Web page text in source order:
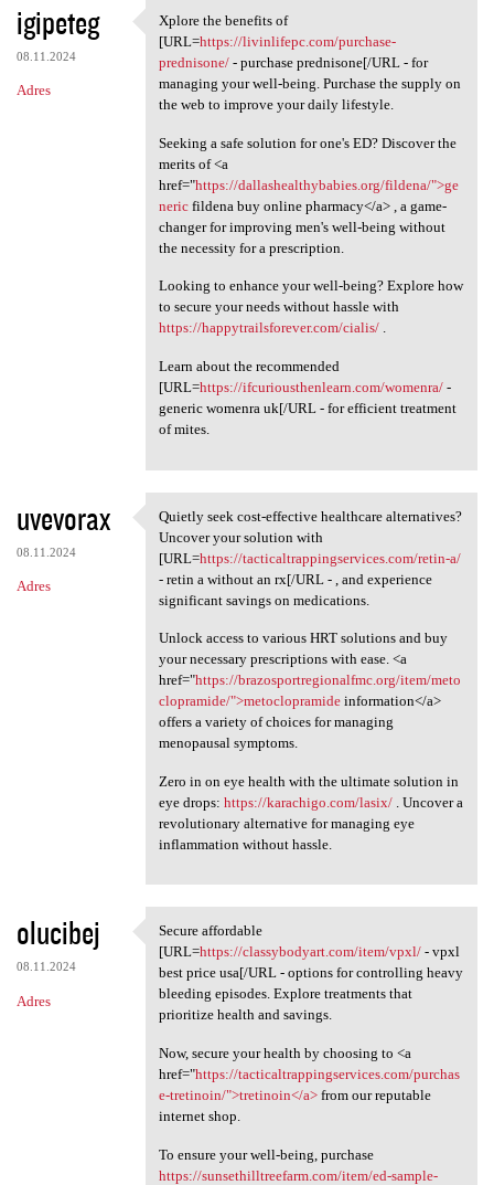
igipeteg
08.11.2024
Adres
Xplore the benefits of [URL
Xplore the benefits of
[URL=https://livinlifepc.com/purchase-
prednisone/- purchase prednisone[/URL - for
managing your well-being. Purchase the supply on
the web to improve your daily lifestyle.
Seeking a safe solution for one's ED? Discover the
merits of <a
href="https://dallashealthybabies.org/fildena/">ge
nericfildena buy online pharmacy</a> , a game-
changer for improving men's well-being without
the necessity for a prescription.
Looking to enhance your well-being? Explore how
to secure your needs without hassle with
https://happytrailsforever.com/cialis/.
Learn about the recommended
[URL=https://ifcuriousthenlearn.com/womenra/-
generic womenra uk[/URL - for efficient treatment
of mites.
uvevorax
08.11.2024
Adres
Quietly seek cost-effective
Quietly seek cost-effective healthcare alternatives?
Uncover your solution with
[URL=https://tacticaltrappingservices.com/retin-a/
- retin a without an rx[/URL - , and experience
significant savings on medications.
Unlock access to various HRT solutions and buy
your necessary prescriptions with ease. <a
href="https://brazosportregionalfmc.org/item/meto
clopramide/">metoclopramideinformation</a>
offers a variety of choices for managing
menopausal symptoms.
Zero in on eye health with the ultimate solution in
eye drops: https://karachigo.com/lasix/. Uncover a
revolutionary alternative for managing eye
inflammation without hassle.
olucibej
08.11.2024
Adres
Secure affordable [URL=https:
Secure affordable
[URL=https://classybodyart.com/item/vpxl/- vpxl
best price usa[/URL - options for controlling heavy
bleeding episodes. Explore treatments that
prioritize health and savings.
Now, secure your health by choosing to <a
href="https://tacticaltrappingservices.com/purchas
e-tretinoin/">tretinoin</a>from our reputable
internet shop.
To ensure your well-being, purchase
https://sunsethilltreefarm.com/item/ed-sample-